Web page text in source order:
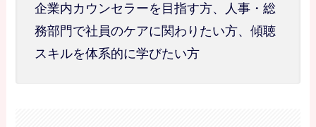
企業内カウンセラーを目指す方、人事・総
務部門で社員のケアに関わりたい方、傾聴
スキルを体系的に学びたい方